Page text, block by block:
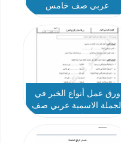
عربي صف خامس
ورق عمل أنواع الخبر في
الجملة الاسمية عربي صف